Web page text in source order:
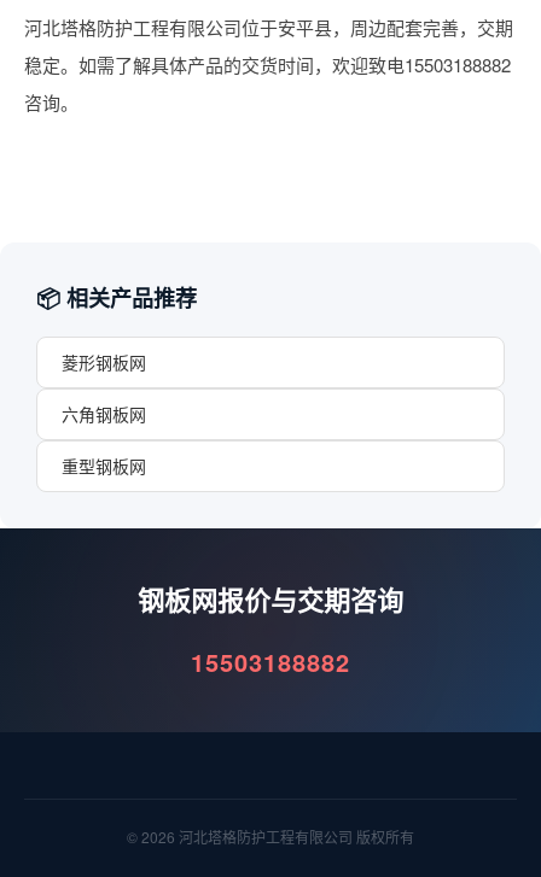
河北塔格防护工程有限公司位于安平县，周边配套完善，交期
稳定。如需了解具体产品的交货时间，欢迎致电15503188882
咨询。
📦 相关产品推荐
菱形钢板网
六角钢板网
重型钢板网
钢板网报价与交期咨询
15503188882
© 2026 河北塔格防护工程有限公司 版权所有